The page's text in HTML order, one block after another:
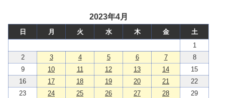
2023年4月
日 月 火 水 木 金
土
1
2
3 4 5 6 7
8
9
10 11 12 13 14
15
16
17 18 19 20 21
22
23
24 25 26 27 28
29